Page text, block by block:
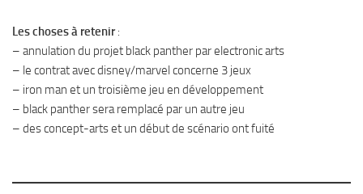
Les choses à retenir:
– annulation du projet black panther par electronic arts
– le contrat avec disney/marvel concerne 3 jeux
– iron man et un troisième jeu en développement
– black panther sera remplacé par un autre jeu
– des concept-arts et un début de scénario ont fuité